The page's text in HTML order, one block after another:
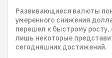
Развивающиеся валюты
умеренного снижения
перешел к быстрому росту,
лишь некоторые
сегодняшних достижений.